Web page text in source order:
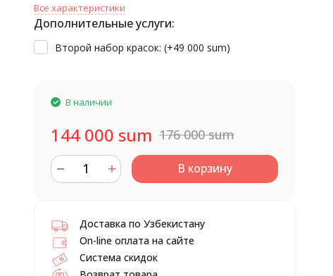
Все характеристики
Дополнительные услуги:
Второй набор красок: (+49 000 sum)
В наличии
144 000 sum 176 000 sum
В корзину
Доставка по Узбекистану
On-line оплата на сайте
Система скидок